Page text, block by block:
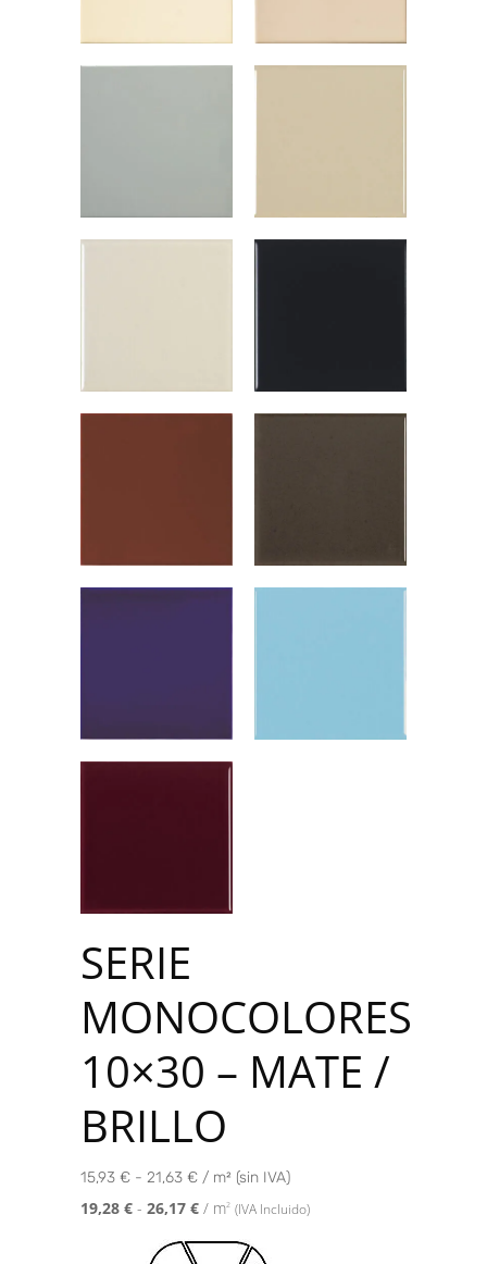
SERIE
MONOCOLORES
10×30 – MATE /
BRILLO
15,93 € - 21,63 € / m² (sin IVA)
19,28 € - 26,17 € / m2 (IVA Incluido)